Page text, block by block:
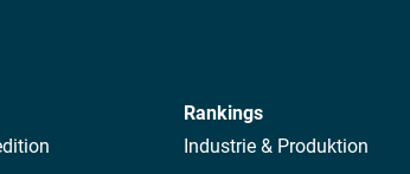
Rankings
Industrie & Produktion